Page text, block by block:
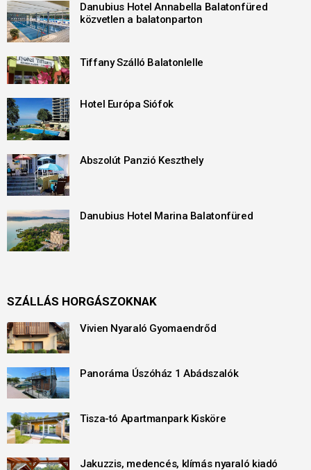
Danubius Hotel Annabella Balatonfüred
közvetlen a balatonparton
Tiffany Szálló Balatonlelle
Hotel Európa Siófok
Abszolút Panzió Keszthely
Danubius Hotel Marina Balatonfüred
SZÁLLÁS HORGÁSZOKNAK
Vivien Nyaraló Gyomaendrőd
Panoráma Úszóház 1 Abádszalók
Tisza-tó Apartmanpark Kisköre
Jakuzzis, medencés, klímás nyaraló kiadó